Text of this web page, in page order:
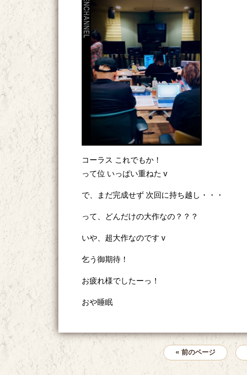
コーラス これでもか！
って位 いっぱい重ねた v
で、まだ完成せず 次回に持ち越し・・・
って、どんだけの大作なの？？？
いや、超大作なのです v
乞う御期待！
お疲れ様でしたーっ！
おや睡眠
« 前のページ